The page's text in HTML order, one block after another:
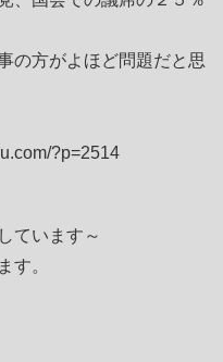
の方がよほど問題だと思
?p=2514
ています～
す。